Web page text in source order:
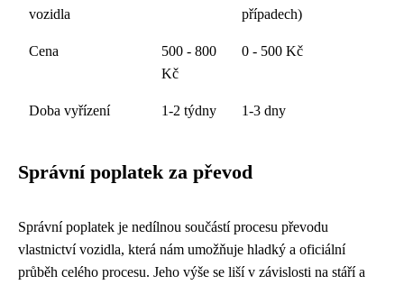
vozidla
případech)
Cena
500 - 800
Kč
0 - 500 Kč
Doba vyřízení 1-2 týdny 1-3 dny
Správní poplatek za převod
Správní poplatek je nedílnou součástí procesu převodu
vlastnictví vozidla, která nám umožňuje hladký a oficiální
průběh celého procesu. Jeho výše se liší v závislosti na stáří a